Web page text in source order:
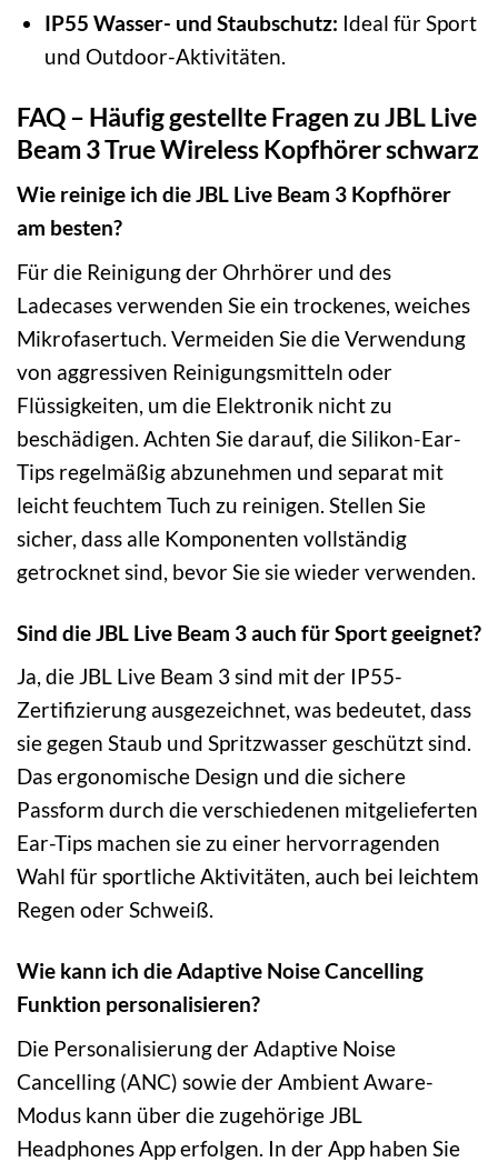
IP55 Wasser- und Staubschutz: Ideal für Sport
und Outdoor-Aktivitäten.
FAQ – Häufig gestellte Fragen zu JBL Live
Beam 3 True Wireless Kopfhörer schwarz
Wie reinige ich die JBL Live Beam 3 Kopfhörer
am besten?
Für die Reinigung der Ohrhörer und des
Ladecases verwenden Sie ein trockenes, weiches
Mikrofasertuch. Vermeiden Sie die Verwendung
von aggressiven Reinigungsmitteln oder
Flüssigkeiten, um die Elektronik nicht zu
beschädigen. Achten Sie darauf, die Silikon-Ear-
Tips regelmäßig abzunehmen und separat mit
leicht feuchtem Tuch zu reinigen. Stellen Sie
sicher, dass alle Komponenten vollständig
getrocknet sind, bevor Sie sie wieder verwenden.
Sind die JBL Live Beam 3 auch für Sport geeignet?
Ja, die JBL Live Beam 3 sind mit der IP55-
Zertifizierung ausgezeichnet, was bedeutet, dass
sie gegen Staub und Spritzwasser geschützt sind.
Das ergonomische Design und die sichere
Passform durch die verschiedenen mitgelieferten
Ear-Tips machen sie zu einer hervorragenden
Wahl für sportliche Aktivitäten, auch bei leichtem
Regen oder Schweiß.
Wie kann ich die Adaptive Noise Cancelling
Funktion personalisieren?
Die Personalisierung der Adaptive Noise
Cancelling (ANC) sowie der Ambient Aware-
Modus kann über die zugehörige JBL
Headphones App erfolgen. In der App haben Sie